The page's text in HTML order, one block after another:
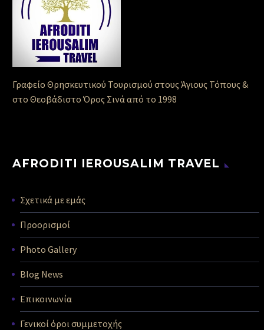
Γραφείο Θρησκευτικού Τουρισμού στους Άγιους Τόπους &
στο Θεοβάδιστο Όρος Σινά από το 1998
AFRODITI IEROUSALIM TRAVEL
Σχετικά με εμάς
Προορισμοί
Photo Gallery
Blog News
Επικοινωνία
Γενικοί όροι συμμετοχής